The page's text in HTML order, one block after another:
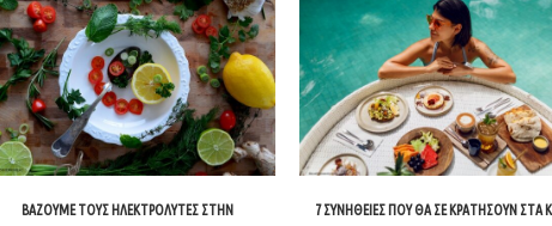
ΒΆΖΟΥΜΕ ΤΟΥΣ ΗΛΕΚΤΡΟΛΎΤΕΣ ΣΤΗΝ
7 ΣΥΝΉΘΕΙΕΣ ΠΟΥ ΘΑ ΣΕ ΚΡΑΤΉΣΟΥΝ ΣΤΑ